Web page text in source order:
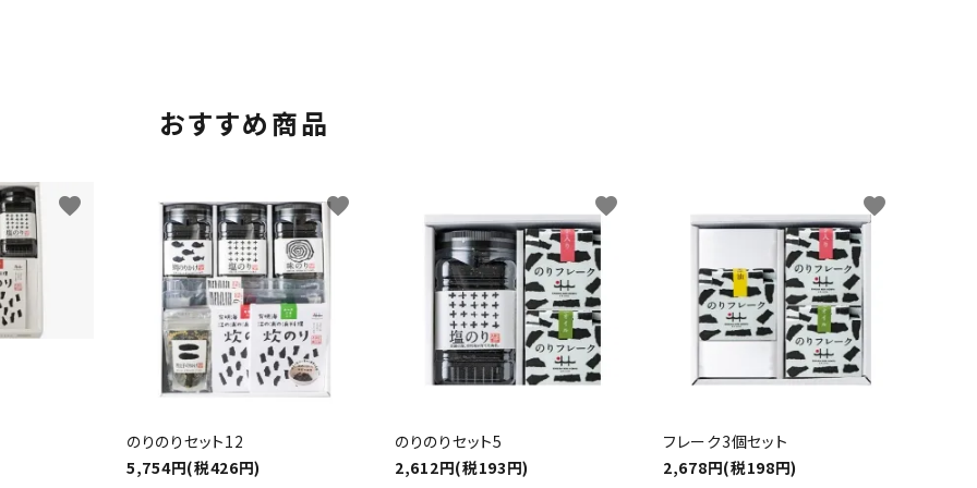
おすすめ商品
favorite
のりのりセット12
5,754円(税426円)
favorite
のりのりセット5
2,612円(税193円)
favorite
フレーク3個セット
2,678円(税198円)
favorite